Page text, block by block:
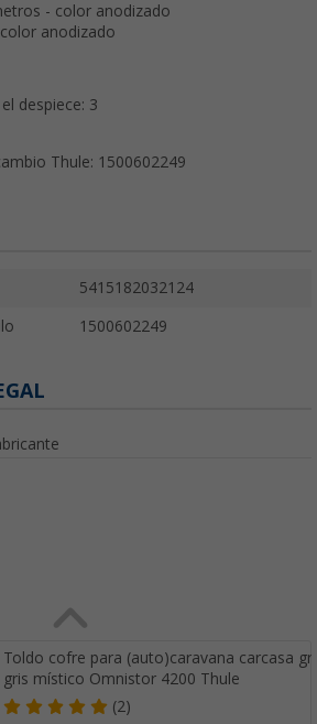
- color anodizado
anodizado
despiece: 3
Thule: 1500602249
5415182032124
1500602249
Toldo cofre para (auto)caravana carcasa
gris místico Omnistor 4200 Thule
(2)